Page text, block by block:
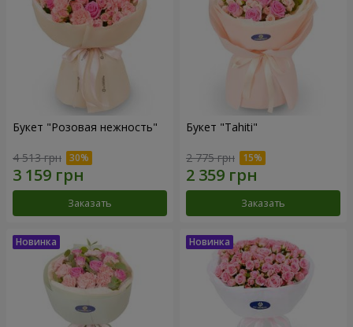
Букет "Розовая нежность"
4 513 грн
Заказать
Букет "Tahiti"
2 775 грн
Заказать